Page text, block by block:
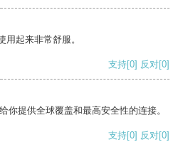
起来非常舒服。
支持[0] 反对[0]
你提供全球覆盖和最高安全性的连接。
支持[0] 反对[0]